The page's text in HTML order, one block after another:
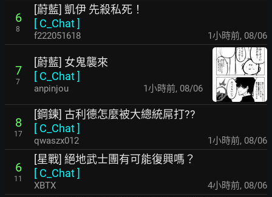
6
8
[蔚藍] 凱伊 先殺私死！
[ C_Chat]
f222051618 1小時前, 08/06
7
7
[蔚藍] 女鬼襲來
[ C_Chat]
anpinjou 1小時前, 08/06
8
17
[鋼鍊] 古利德怎麼被大總統屌打??
[ C_Chat]
qwaszx012 1小時前, 08/06
6
11
[星戰] 絕地武士團有可能復興嗎？
[ C_Chat]
XBTX 4小時前, 08/06